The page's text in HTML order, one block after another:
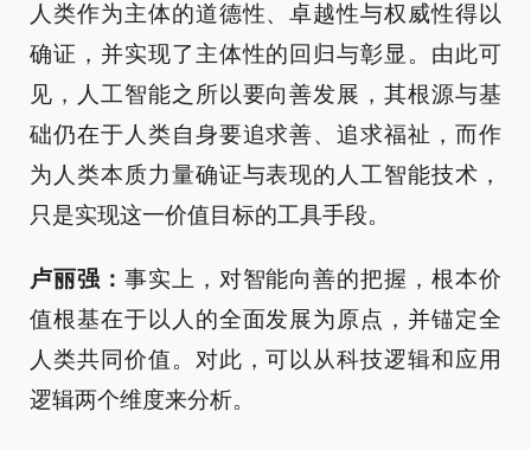
人类作为主体的道德性、卓越性与权威性得以
确证，并实现了主体性的回归与彰显。由此可
见，人工智能之所以要向善发展，其根源与基
础仍在于人类自身要追求善、追求福祉，而作
为人类本质力量确证与表现的人工智能技术，
只是实现这一价值目标的工具手段。
卢丽强： 事实上，对智能向善的把握，根本价
值根基在于以人的全面发展为原点，并锚定全
人类共同价值。对此，可以从科技逻辑和应用
逻辑两个维度来分析。